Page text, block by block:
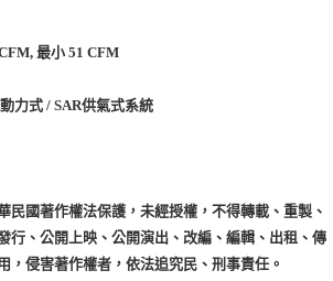
最小 51 CFM
力式 / SAR供氣式系統
民國著作權法保護，未經授權，不得轉載、重製、
行、公開上映、公開演出、改編、編輯、出租、傳
，侵害著作權者，依法追究民、刑事責任。